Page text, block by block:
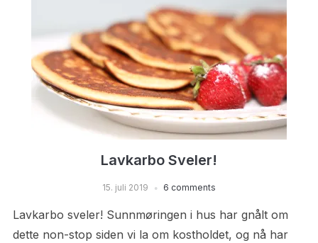
Lavkarbo Sveler!
15. juli 2019 6 comments
Lavkarbo sveler! Sunnmøringen i hus har gnålt om
dette non-stop siden vi la om kostholdet, og nå har